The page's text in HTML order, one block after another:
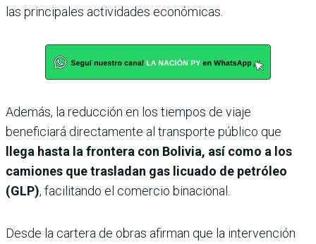
las principales actividades económicas.
Además, la reducción en los tiempos de viaje
beneficiará directamente al transporte público que
llega hasta la frontera con Bolivia, así como a los
camiones que trasladan gas licuado de petróleo
(GLP), facilitando el comercio binacional.
Desde la cartera de obras afirman que la intervención